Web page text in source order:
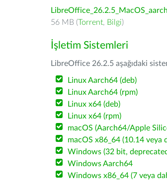
56 MB (Torrent, Bilgi)
İşletim Sistemleri
LibreOffice 26.2.5 aşağıdaki
Linux Aarch64 (deb)
Linux Aarch64 (rpm)
Linux x64 (deb)
Linux x64 (rpm)
macOS (Aarch64/Apple
macOS x86_64 (10.14 veya
Windows (32 bit,
Windows Aarch64
Windows x86_64 (7 veya